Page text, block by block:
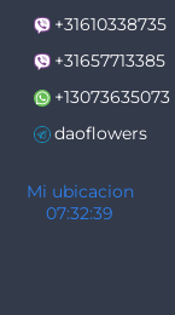
+31610338735
+31657713385
+13073635073
daoflowers
Mi ubicacion
07:32:40